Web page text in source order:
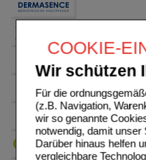
COOKIE-
Wir schützen
Für die
(z.B. Navigation,
wir so genannte
notwendig, damit unser
Darüber hinaus helfen
vergleichbare